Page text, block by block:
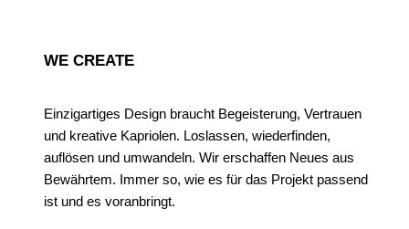
WE CREATE
Einzigartiges Design braucht Begeisterung, Vertrauen
und kreative Kapriolen. Loslassen, wiederfinden,
auflösen und umwandeln. Wir erschaffen Neues aus
Bewährtem. Immer so, wie es für das Projekt passend
ist und es voranbringt.